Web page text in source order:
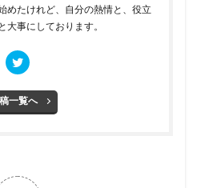
めたけれど、自分の熱情と、役立
事にしております。
一覧へ